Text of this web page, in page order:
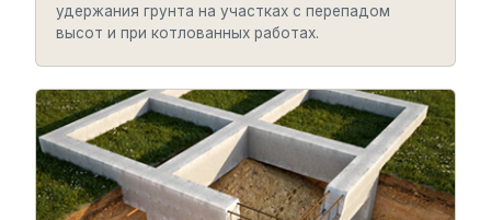
удержания грунта на участках с перепадом
высот и при котлованных работах.